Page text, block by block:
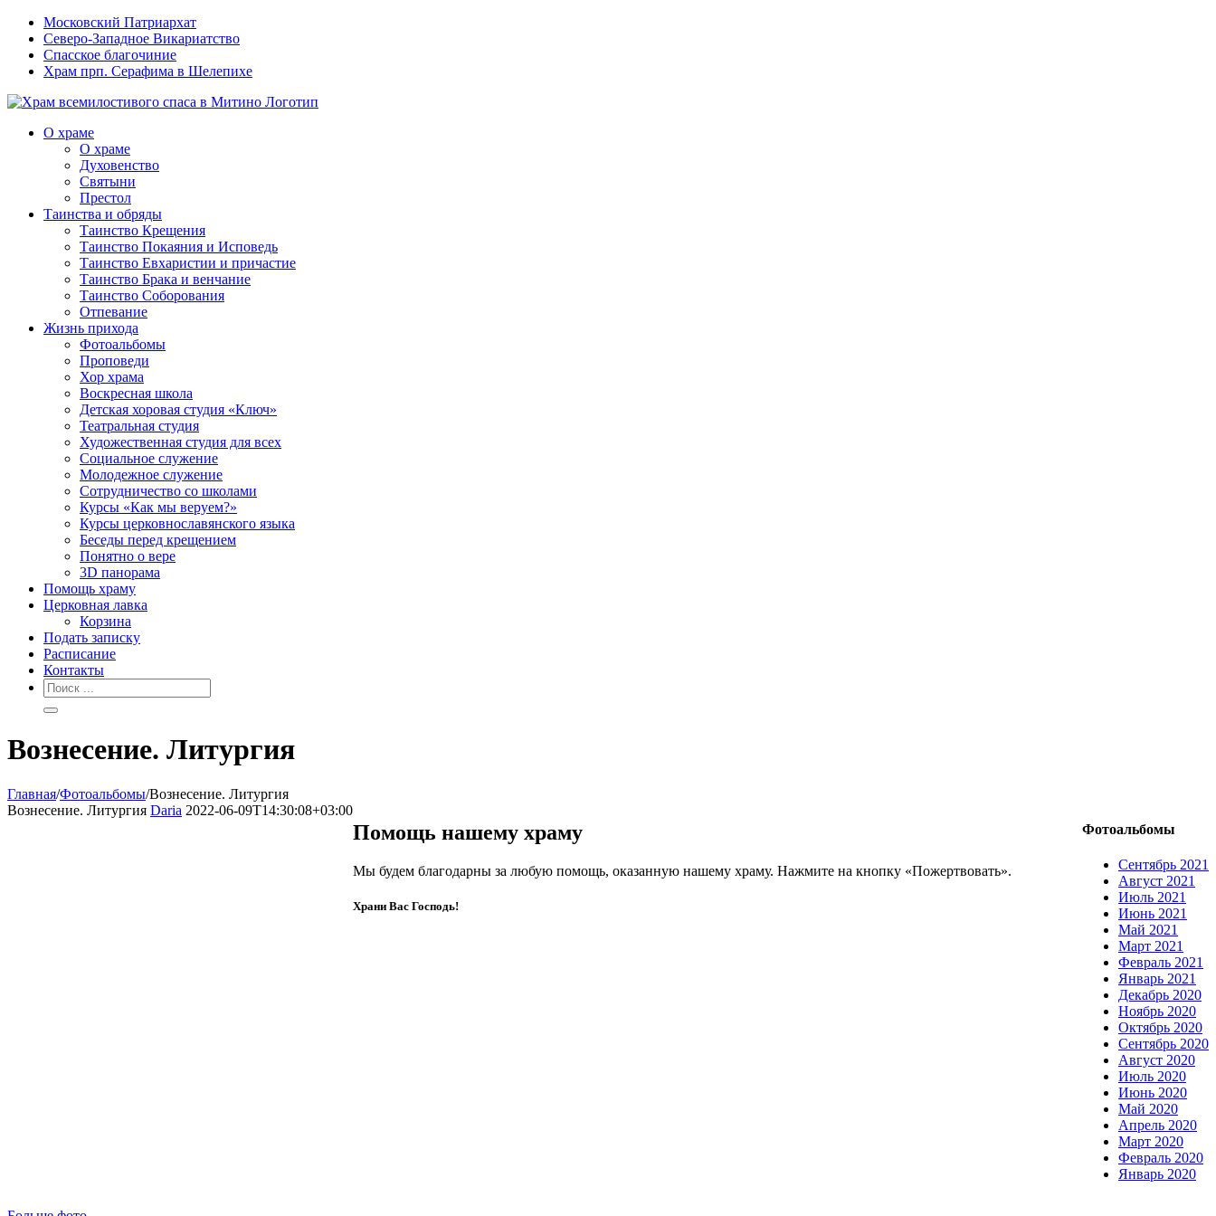
Московский Патриархат
Северо-Западное Викариатство
Спасское благочиние
Храм прп. Серафима в Шелепихе
О храме
О храме
Духовенство
Святыни
Престол
Таинства и обряды
Таинство Крещения
Таинство Покаяния и Исповедь
Таинство Евхаристии и причастие
Таинство Брака и венчание
Таинство Соборования
Отпевание
Жизнь прихода
Фотоальбомы
Проповеди
Хор храма
Воскресная школа
Детская хоровая студия «Ключ»
Театральная студия
Х​удожественная студия для всех
Социальное служение
Молодежное служение
Сотрудничество со школами
Курсы «Как мы веруем?»
Курсы церковнославянского языка
Беседы перед крещением
Понятно о вере
3D панорама
Помощь храму
Церковная лавка
Корзина
Подать записку
Расписание
Контакты
Вознесение. Литургия
Главная/Фотоальбомы/Вознесение. Литургия
Вознесение. Литургия Daria 2022-06-09T14:30:08+03:00
Фотоальбомы
Сентябрь 2021
Август 2021
Июль 2021
Июнь 2021
Май 2021
Март 2021
Февраль 2021
Январь 2021
Декабрь 2020
Ноябрь 2020
Октябрь 2020
Сентябрь 2020
Август 2020
Июль 2020
Июнь 2020
Май 2020
Апрель 2020
Март 2020
Февраль 2020
Январь 2020
Помощь нашему храму
Мы будем благодарны за любую помощь, оказанную нашему храму. Нажмите на кнопку «Пожертвовать».
Храни Вас Господь!